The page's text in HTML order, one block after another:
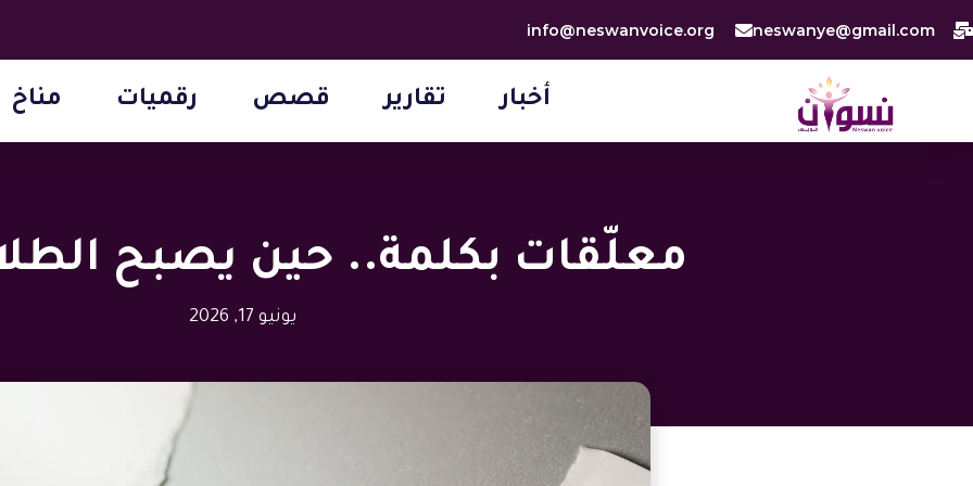
إلى
neswanye@gmail.com
info@neswanvoice.org
أخبار تقارير قصص رقميات مناخ
معلّقات بكلمة.. حين يصبح
يونيو 17, 2026